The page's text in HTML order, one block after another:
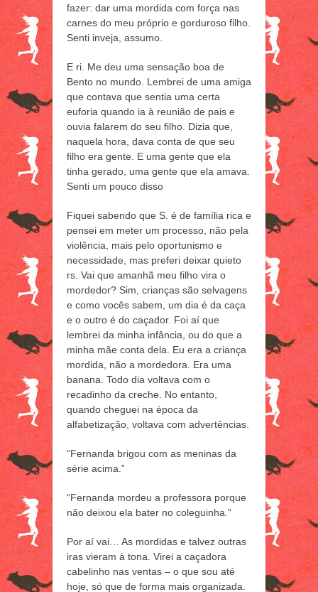
fazer: dar uma mordida com força nas
carnes do meu próprio e gorduroso filho.
Senti inveja, assumo.
E ri. Me deu uma sensação boa de
Bento no mundo. Lembrei de uma amiga
que contava que sentia uma certa
euforia quando ia à reunião de pais e
ouvia falarem do seu filho. Dizia que,
naquela hora, dava conta de que seu
filho era gente. E uma gente que ela
tinha gerado, uma gente que ela amava.
Senti um pouco disso
Fiquei sabendo que S. é de família rica e
pensei em meter um processo, não pela
violência, mais pelo oportunismo e
necessidade, mas preferi deixar quieto
rs. Vai que amanhã meu filho vira o
mordedor? Sim, crianças são selvagens
e como vocês sabem, um dia é da caça
e o outro é do caçador. Foi aí que
lembrei da minha infância, ou do que a
minha mãe conta dela. Eu era a criança
mordida, não a mordedora. Era uma
banana. Todo dia voltava com o
recadinho da creche. No entanto,
quando cheguei na época da
alfabetização, voltava com advertências.
“Fernanda brigou com as meninas da
série acima.”
“Fernanda mordeu a professora porque
não deixou ela bater no coleguinha.”
Por aí vai… As mordidas e talvez outras
iras vieram à tona. Virei a caçadora
cabelinho nas ventas – o que sou até
hoje, só que de forma mais organizada.